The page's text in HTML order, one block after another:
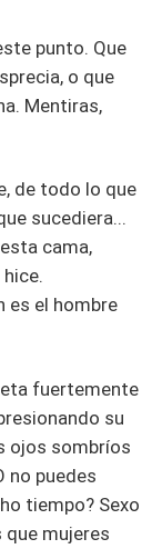
punto. Que
o que
Mentiras,
de todo lo que
sucediera...
cama,
es el hombre
fuertemente
su
ojos sombríos
no puedes
tiempo? Sexo
que mujeres